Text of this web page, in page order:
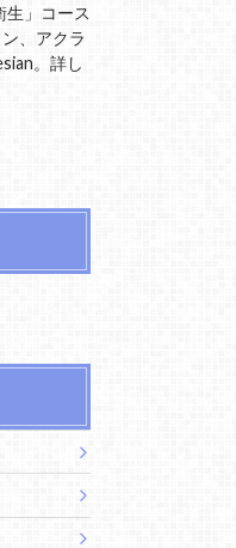
生」コース
、アクラ
。詳し